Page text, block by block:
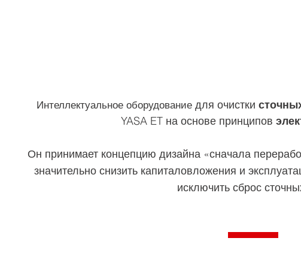
Интеллектуальное оборудование для очистки
YASA ET на основе принципов
Он принимает концепцию дизайна «сначала
значительно снизить капиталовложения и
исключить сброс